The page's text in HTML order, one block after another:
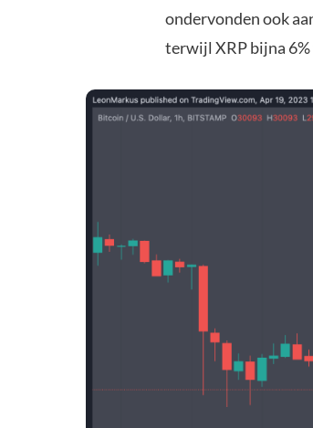
ondervonden ook
terwijl XRP bijna